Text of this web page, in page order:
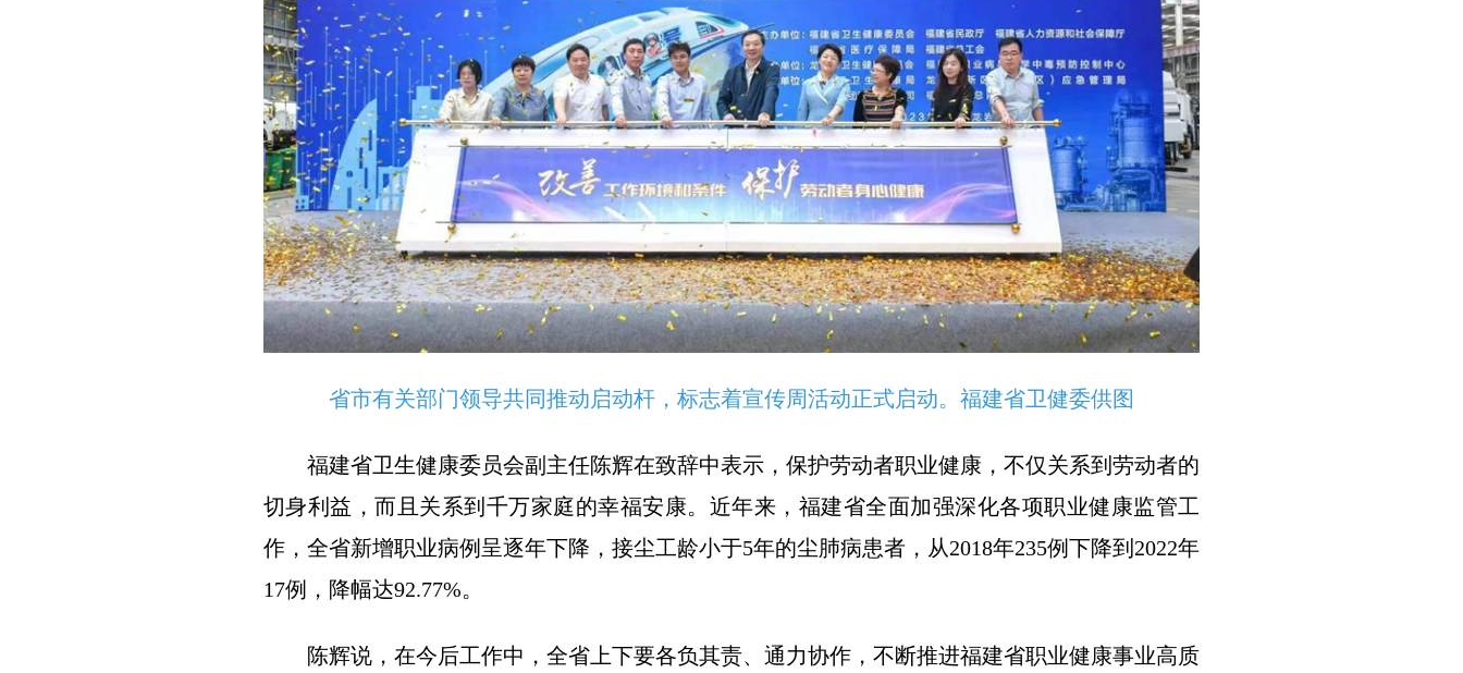
省市有关部门领导共同推动启动杆，标志着宣传周活动正式启动。福建省卫健委供图
福建省卫生健康委员会副主任陈辉在致辞中表示，保护劳动者职业健康，不仅关系到劳动者的
切身利益，而且关系到千万家庭的幸福安康。近年来，福建省全面加强深化各项职业健康监管工
作，全省新增职业病例呈逐年下降，接尘工龄小于5年的尘肺病患者，从2018年235例下降到2022年
17例，降幅达92.77%。
陈辉说，在今后工作中，全省上下要各负其责、通力协作，不断推进福建省职业健康事业高质